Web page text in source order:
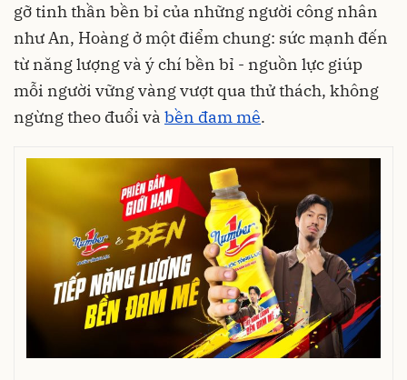
gỡ tinh thần bền bỉ của những người công nhân
như An, Hoàng ở một điểm chung: sức mạnh đến
từ năng lượng và ý chí bền bỉ - nguồn lực giúp
mỗi người vững vàng vượt qua thử thách, không
ngừng theo đuổi và bền đam mê.